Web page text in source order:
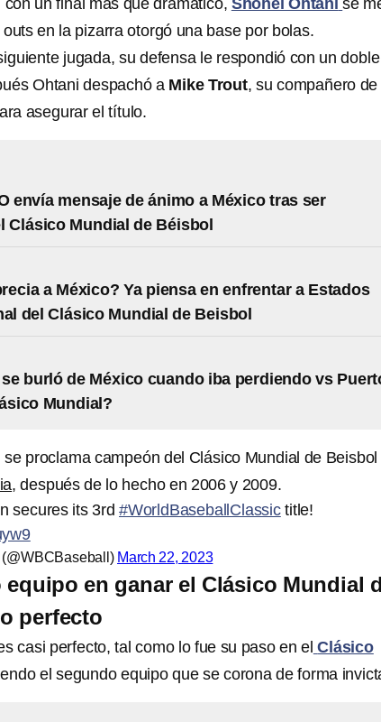
un final más que dramático, Shohei Ohtani se
en la pizarra otorgó una base por bolas.
jugada, su defensa le respondió con un doble
Ohtani despachó a Mike Trout, su compañero de
asegurar el título.
envía mensaje de ánimo a México tras ser
Clásico Mundial de Béisbol
a México? Ya piensa en enfrentar a Estados
del Clásico Mundial de Beisbol
burló de México cuando iba perdiendo vs
Mundial?
proclama campeón del Clásico Mundial de Beisbol
, después de lo hecho en 2006 y 2009.
secures its 3rd #WorldBaseballClassictitle!
March 22, 2023
en ganar el Clásico Mundial
perfecto
casi perfecto, tal como lo fue su paso en el Clásico
el segundo equipo que se corona de forma